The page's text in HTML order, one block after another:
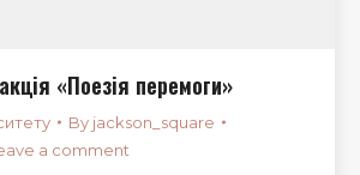
«Поезія перемоги»
By jackson_square
a comment